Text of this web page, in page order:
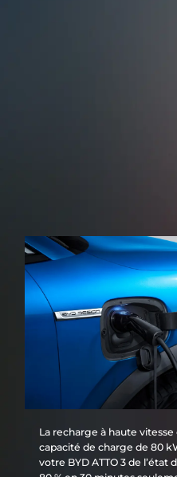
Longue
La Batterie Blade a
avec plus de 5000
La recharge à haute
capacité de charge de 80
votre BYD ATTO 3 de l’état